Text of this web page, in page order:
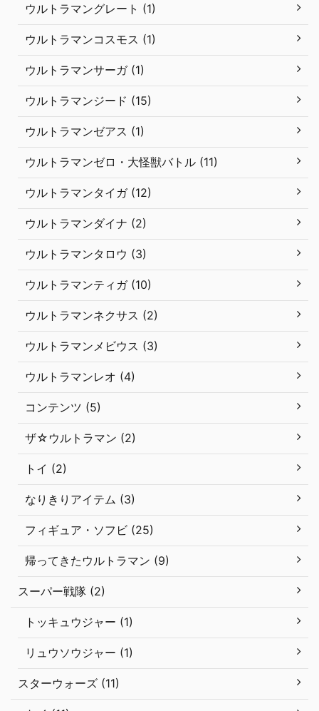
ウルトラマングレート (1)
ウルトラマンコスモス (1)
ウルトラマンサーガ (1)
ウルトラマンジード (15)
ウルトラマンゼアス (1)
ウルトラマンゼロ・大怪獣バトル (11)
ウルトラマンタイガ (12)
ウルトラマンダイナ (2)
ウルトラマンタロウ (3)
ウルトラマンティガ (10)
ウルトラマンネクサス (2)
ウルトラマンメビウス (3)
ウルトラマンレオ (4)
コンテンツ (5)
ザ☆ウルトラマン (2)
トイ (2)
なりきりアイテム (3)
フィギュア・ソフビ (25)
帰ってきたウルトラマン (9)
スーパー戦隊 (2)
トッキュウジャー (1)
リュウソウジャー (1)
スターウォーズ (11)